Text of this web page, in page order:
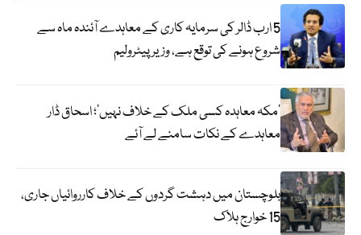
5 ارب ڈالر کی سرمایہ کاری کے معاہدے آئندہ ماہ سے
شروع ہونے کی توقع ہے، وزیر پیٹرولیم
‘مکہ معاہدہ کسی ملک کے خلاف نہیں’؛ اسحاق ڈار
معاہدے کے نکات سامنے لے آئے
بلوچستان میں دہشت گردوں کے خلاف کارروائیاں جاری،
15 خوارج ہلاک